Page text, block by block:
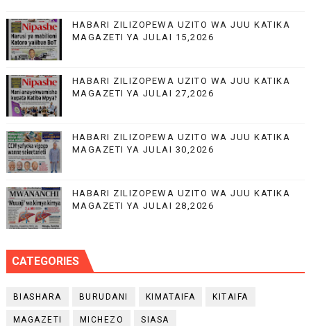
HABARI ZILIZOPEWA UZITO WA JUU KATIKA
MAGAZETI YA JULAI 15,2026
HABARI ZILIZOPEWA UZITO WA JUU KATIKA
MAGAZETI YA JULAI 27,2026
HABARI ZILIZOPEWA UZITO WA JUU KATIKA
MAGAZETI YA JULAI 30,2026
HABARI ZILIZOPEWA UZITO WA JUU KATIKA
MAGAZETI YA JULAI 28,2026
CATEGORIES
BIASHARA BURUDANI KIMATAIFA KITAIFA
MAGAZETI MICHEZO SIASA